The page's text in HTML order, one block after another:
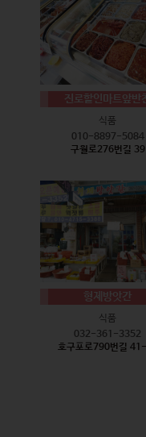
진로할인마트앞반
식품
010-8897-5084
구월로276번길 39
형제방앗간
식품
032-361-3352
호구포로790번길